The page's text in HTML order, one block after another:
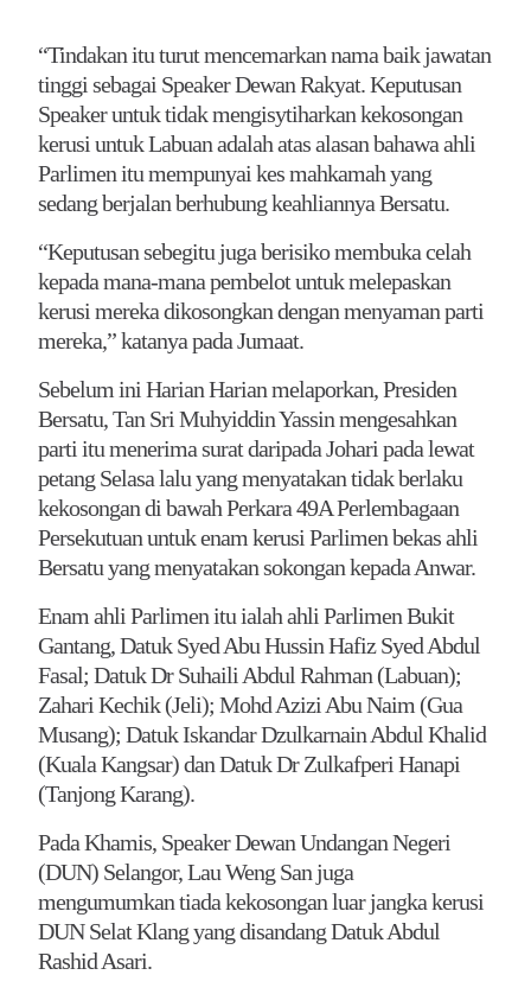
“Tindakan itu turut mencemarkan nama baik jawatan
tinggi sebagai Speaker Dewan Rakyat. Keputusan
Speaker untuk tidak mengisytiharkan kekosongan
kerusi untuk Labuan adalah atas alasan bahawa ahli
Parlimen itu mempunyai kes mahkamah yang
sedang berjalan berhubung keahliannya Bersatu.
“Keputusan sebegitu juga berisiko membuka celah
kepada mana-mana pembelot untuk melepaskan
kerusi mereka dikosongkan dengan menyaman parti
mereka,” katanya pada Jumaat.
Sebelum ini Harian Harian melaporkan, Presiden
Bersatu, Tan Sri Muhyiddin Yassin mengesahkan
parti itu menerima surat daripada Johari pada lewat
petang Selasa lalu yang menyatakan tidak berlaku
kekosongan di bawah Perkara 49A Perlembagaan
Persekutuan untuk enam kerusi Parlimen bekas ahli
Bersatu yang menyatakan sokongan kepada Anwar.
Enam ahli Parlimen itu ialah ahli Parlimen Bukit
Gantang, Datuk Syed Abu Hussin Hafiz Syed Abdul
Fasal; Datuk Dr Suhaili Abdul Rahman (Labuan);
Zahari Kechik (Jeli); Mohd Azizi Abu Naim (Gua
Musang); Datuk Iskandar Dzulkarnain Abdul Khalid
(Kuala Kangsar) dan Datuk Dr Zulkafperi Hanapi
(Tanjong Karang).
Pada Khamis, Speaker Dewan Undangan Negeri
(DUN) Selangor, Lau Weng San juga
mengumumkan tiada kekosongan luar jangka kerusi
DUN Selat Klang yang disandang Datuk Abdul
Rashid Asari.